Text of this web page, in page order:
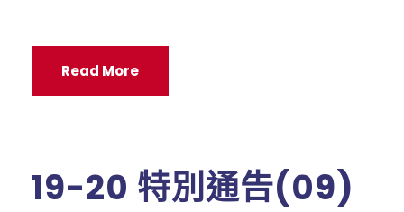
Read More
19-20 特別通告(09)